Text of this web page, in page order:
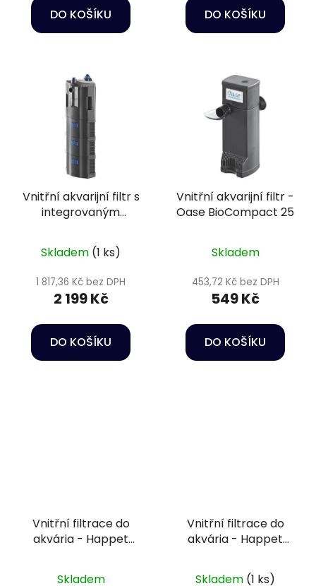
DO KOŠÍKU DO KOŠÍKU
Vnitřní akvarijní filtr s
integrovaným
BioPlus Thermo 200
Skladem (1 ks)
1 817,36 Kč bez DPH
2 199 Kč
DO KOŠÍKU
Vnitřní akvarijní filtr -
Oase BioCompact 25
Skladem
453,72 Kč bez DPH
549 Kč
DO KOŠÍKU
Vnitřní filtrace do
akvária - Happet
Skladem
Vnitřní filtrace do
akvária - Happet
Skladem (1 ks)